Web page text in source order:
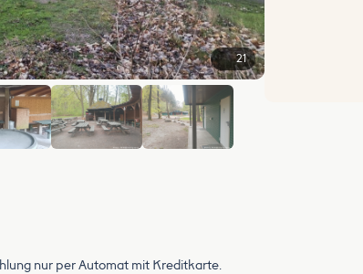
21
nur per Automat mit Kreditkarte.